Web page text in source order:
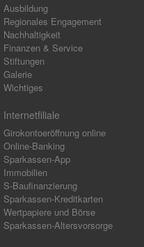
Ausbildung
Regionales Engagement
Nachhaltigkeit
Finanzen & Service
Stiftungen
Galerie
Wichtiges
Internetfiliale
Girokontoeröffnung online
Online-Banking
Sparkassen-App
Immobilien
S-Baufinanzierung
Sparkassen-Kreditkarten
Wertpapiere und Börse
Sparkassen-Altersvorsorge